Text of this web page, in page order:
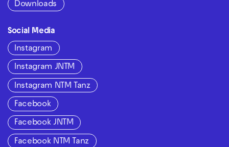
Downloads
Social Media
Instagram
Instagram JNTM
Instagram NTM Tanz
Facebook
Facebook JNTM
Facebook NTM Tanz